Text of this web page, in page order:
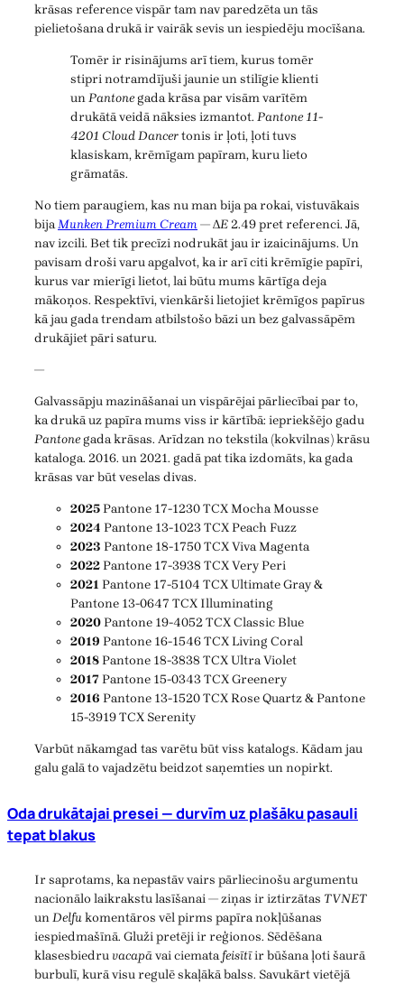
krāsas reference vispār tam nav paredzēta un tās
pielietošana drukā ir vairāk sevis un iespiedēju mocīšana.
Tomēr ir risinājums arī tiem, kurus tomēr
stipri notramdījuši jaunie un stilīgie klienti
unPantonegada krāsa par visām varītēm
drukātā veidā nāksies izmantot. Pantone 11-
4201 Cloud Dancertonis ir ļoti, ļoti tuvs
klasiskam, krēmīgam papīram, kuru lieto
grāmatās.
No tiem paraugiem, kas nu man bija pa rokai, vistuvākais
bijaMunken Premium Cream— ΔE2.49 pret referenci. Jā,
nav izcili. Bet tik precīzi nodrukāt jau ir izaicinājums. Un
pavisam droši varu apgalvot, ka ir arī citi krēmīgie papīri,
kurus var mierīgi lietot, lai būtu mums kārtīga deja
mākoņos. Respektīvi, vienkārši lietojiet krēmīgos papīrus
kā jau gada trendam atbilstošo bāzi un bez galvassāpēm
drukājiet pāri saturu.
—
Galvassāpju mazināšanai un vispārējai pārliecībai par to,
ka drukā uz papīra mums viss ir kārtībā: iepriekšējo gadu
Pantonegada krāsas. Arīdzan no tekstila (kokvilnas) krāsu
kataloga. 2016. un 2021. gadā pat tika izdomāts, ka gada
krāsas var būt veselas divas.
2025Pantone 17-1230 TCX Mocha Mousse
2024 Pantone 13-1023 TCX Peach Fuzz
2023 Pantone 18-1750 TCX Viva Magenta
2022Pantone 17-3938 TCX Very Peri
2021Pantone 17-5104 TCX Ultimate Gray &
Pantone 13-0647 TCX Illuminating
2020Pantone 19-4052 TCX Classic Blue
2019 Pantone 16-1546 TCX Living Coral
2018Pantone 18-3838 TCX Ultra Violet
2017Pantone 15-0343 TCX Greenery
2016 Pantone 13-1520 TCX Rose Quartz & Pantone
15-3919 TCX Serenity
Varbūt nākamgad tas varētu būt viss katalogs. Kādam jau
galu galā to vajadzētu beidzot saņemties un nopirkt.
Oda drukātajai presei — durvīm uz plašāku pasauli
tepat blakus
Ir saprotams, ka nepastāv vairs pārliecinošu argumentu
nacionālo laikrakstu lasīšanai — ziņas ir iztirzātas TVNET
unDelfukomentāros vēl pirms papīra nokļūšanas
iespiedmašīnā. Gluži pretēji ir reģionos. Sēdēšana
klasesbiedruvacapāvai ciematafeisītīir būšana ļoti šaurā
burbulī, kurā visu regulē skaļākā balss. Savukārt vietējā